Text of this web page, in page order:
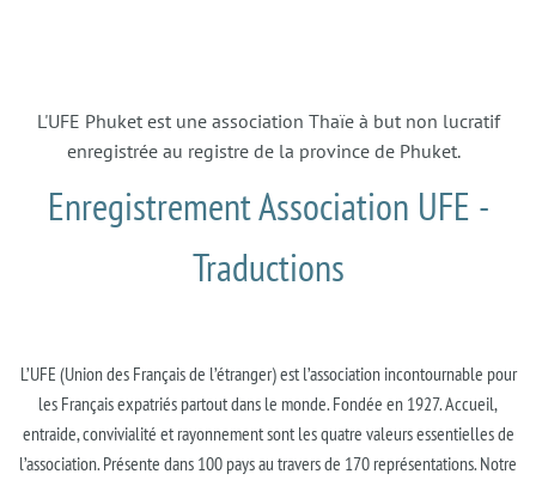
L'UFE Phuket est une association Thaïe à but non lucratif
enregistrée au registre de la province de Phuket.
Enregistrement Association UFE -
Traductions
L’UFE (Union des Français de l’étranger) est l’association incontournable pour
les Français expatriés partout dans le monde. Fondée en 1927. Accueil,
entraide, convivialité et rayonnement sont les quatre valeurs essentielles de
l’association. Présente dans 100 pays au travers de 170 représentations. Notre